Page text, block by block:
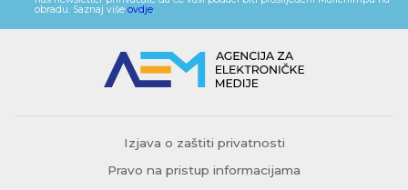
obradu. Saznaj više ovdje.
Izjava o zaštiti privatnosti
Pravo na pristup informacijama